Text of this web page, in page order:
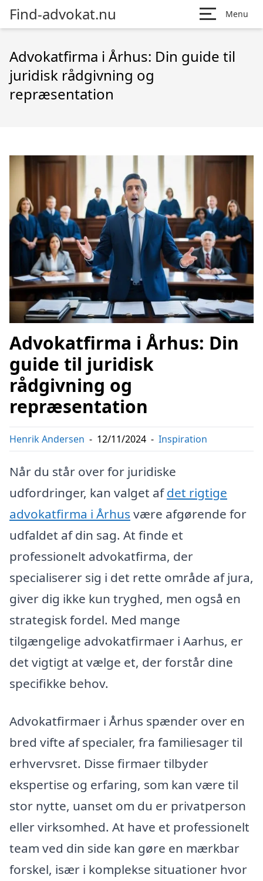
Find-advokat.nu Menu
Advokatfirma i Århus: Din guide til
juridisk rådgivning og
repræsentation
Advokatfirma i Århus: Din
guide til juridisk
rådgivning og
repræsentation
Henrik Andersen - 12/11/2024 - Inspiration
Når du står over for juridiske
udfordringer, kan valget afdet rigtige
advokatfirma i Århus være afgørende for
udfaldet af din sag. At finde et
professionelt advokatfirma, der
specialiserer sig i det rette område af jura,
giver dig ikke kun tryghed, men også en
strategisk fordel. Med mange
tilgængelige advokatfirmaer i Aarhus, er
det vigtigt at vælge et, der forstår dine
specifikke behov.
Advokatfirmaer i Århus spænder over en
bred vifte af specialer, fra familiesager til
erhvervsret. Disse firmaer tilbyder
ekspertise og erfaring, som kan være til
stor nytte, uanset om du er privatperson
eller virksomhed. At have et professionelt
team ved din side kan gøre en mærkbar
forskel, især i komplekse situationer hvor